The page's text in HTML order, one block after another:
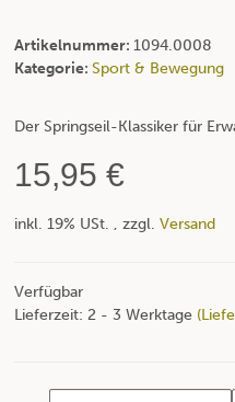
Artikelnummer: 1094.0008
Kategorie: Sport & Bewegung
Der Springseil-Klassiker für
15,95 €
inkl. 19% USt. , zzgl. Versand
Verfügbar
Lieferzeit: 2 - 3 Werktage